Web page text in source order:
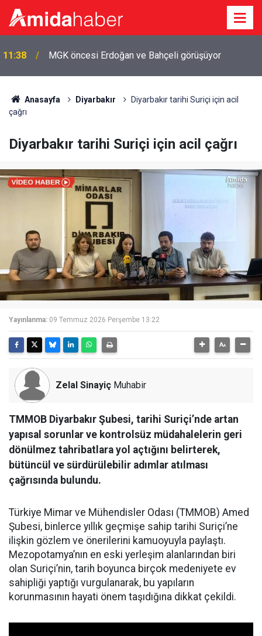
11:38 MGK öncesi Erdoğan ve Bahçeli görüşüyor
Anasayfa Diyarbakır
Diyarbakır tarihi Suriçi için acil
çağrı
Diyarbakır tarihi Suriçi için acil çağrı
Yayınlanma: 09 Temmuz 2026 Perşembe 13:22
Zelal Sinayiç Muhabir
TMMOB Diyarbakır Şubesi, tarihi Suriçi’nde artan
yapısal sorunlar ve kontrolsüz müdahalelerin geri
dönülmez tahribatlara yol açtığını belirterek,
bütüncül ve sürdürülebilir adımlar atılması
çağrısında bulundu.
Türkiye Mimar ve Mühendisler Odası (TMMOB) Amed
Şubesi, binlerce yıllık geçmişe sahip tarihi Suriçi’ne
ilişkin gözlem ve önerilerini kamuoyuyla paylaştı.
Mezopotamya’nın en eski yerleşim alanlarından biri
olan Suriçi’nin, tarih boyunca birçok medeniyete ev
sahipliği yaptığı vurgulanarak, bu yapıların
korunmasının hayati önem taşıdığına dikkat çekildi.